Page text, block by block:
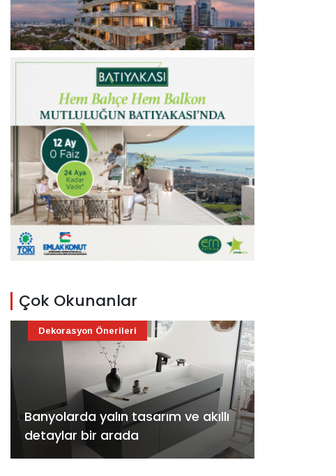
Çok Okunanlar
Banyolarda yalın tasarım ve akıllı
detaylar bir arada
Dekorasyon Önerileri